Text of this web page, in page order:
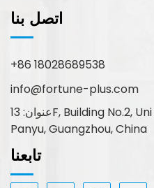
اتصل بنا
+86 18028689538
info@fortune-plus.com
عنوان: 13F, Building No.2, Uni Park, Guangmingnan Rd.,
Panyu, Guangzhou, China
تابعنا